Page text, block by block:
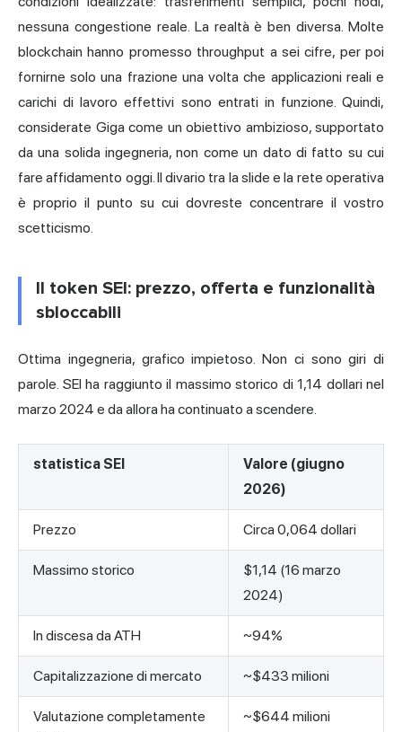
nessuna congestione reale. La realtà è ben diversa. Molte
blockchain hanno promesso throughput a sei cifre, per poi
fornirne solo una frazione una volta che applicazioni reali e
carichi di lavoro effettivi sono entrati in funzione. Quindi,
considerate Giga come un obiettivo ambizioso, supportato
da una solida ingegneria, non come un dato di fatto su cui
fare affidamento oggi. Il divario tra la slide e la rete operativa
è proprio il punto su cui dovreste concentrare il vostro
scetticismo.
Il token SEI: prezzo, offerta e funzionalità
sbloccabili
Ottima ingegneria, grafico impietoso. Non ci sono giri di
parole. SEI ha raggiunto il massimo storico di 1,14 dollari nel
marzo 2024 e da allora ha continuato a scendere.
statistica SEI
Valore (giugno
2026)
Prezzo Circa 0,064 dollari
Massimo storico
$1,14 (16 marzo
2024)
In discesa da ATH ~94%
Capitalizzazione di mercato ~$433 milioni
Valutazione completamente
~$644 milioni